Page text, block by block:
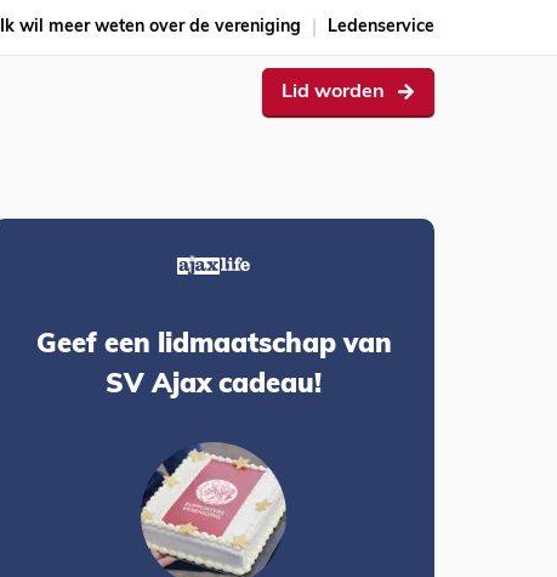
Ik wil meer weten over de vereniging Ledenservice
Lid worden
Geef een lidmaatschap van
SV Ajax cadeau!